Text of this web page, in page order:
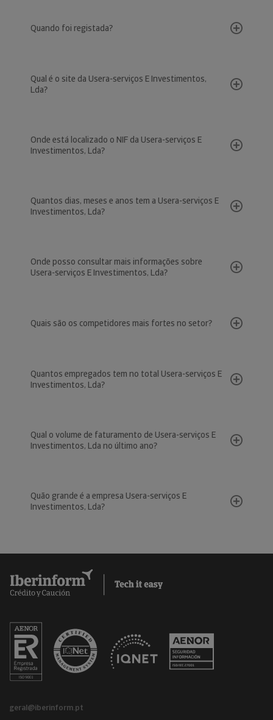
Quando foi registada?
Qual é o site da Usera-serviços E Investimentos,
Lda?
Onde está localizado o NIF da Usera-serviços E
Investimentos, Lda?
Quantos dias, meses e anos tem a Usera-serviços E
Investimentos, Lda?
Onde posso consultar mais informações sobre
Usera-serviços E Investimentos, Lda?
Quais são os competidores mais fortes no setor?
Quantos empregados tem no total Usera-serviços E
Investimentos, Lda?
Qual o volume de faturamento de Usera-serviços E
Investimentos, Lda no último ano?
Quão grande é a empresa Usera-serviços E
Investimentos, Lda?
geral@iberinform.pt